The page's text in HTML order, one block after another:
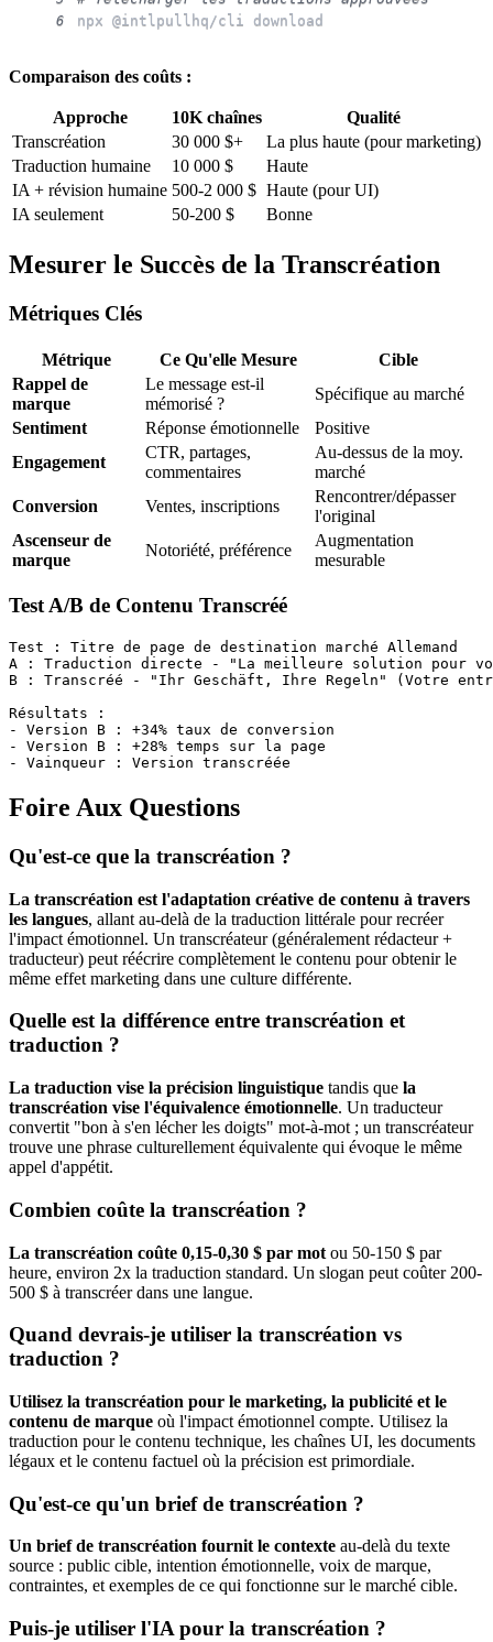
6 npx @intlpullhq/cli download
Comparaison des coûts :
Approche 10K chaînes
Qualité
Transcréation
30 000 $+
La plus haute (pour marketing)
Traduction humaine
10 000 $
Haute
IA + révision humaine 500-2 000 $ Haute (pour UI)
IA seulement
50-200 $ Bonne
Mesurer le Succès de la Transcréation
Métriques Clés
Métrique Ce Qu'elle Mesure
Cible
Rappel de
marque
Le message est-il
mémorisé ?
Spécifique au marché
Sentiment
Réponse émotionnelle
Positive
Engagement
CTR, partages,
commentaires
Au-dessus de la moy.
marché
Conversion
Ventes, inscriptions
Rencontrer/dépasser
l'original
Ascenseur de
marque
Notoriété, préférence
Augmentation
mesurable
Test A/B de Contenu Transcréé
Test : Titre de page de destination marché Allemand
A : Traduction directe - "La meilleure solution pour
B : Transcréé - "Ihr Geschäft, Ihre Regeln" (Votre
Résultats :
- Version B : +34% taux de conversion
- Version B : +28% temps sur la page
Foire Aux Questions
Qu'est-ce que la transcréation ?
La transcréation est l'adaptation créative de contenu à travers
les langues, allant au-delà de la traduction littérale pour recréer
l'impact émotionnel. Un transcréateur (généralement rédacteur +
traducteur) peut réécrire complètement le contenu pour obtenir le
même effet marketing dans une culture différente.
Quelle est la différence entre transcréation et
traduction ?
La traduction vise la précision linguistique tandis que la
transcréation vise l'équivalence émotionnelle. Un traducteur
convertit "bon à s'en lécher les doigts" mot-à-mot ; un transcréateur
trouve une phrase culturellement équivalente qui évoque le même
appel d'appétit.
Combien coûte la transcréation ?
La transcréation coûte 0,15-0,30 $ par mot ou 50-150 $ par
heure, environ 2x la traduction standard. Un slogan peut coûter 200-
500 $ à transcréer dans une langue.
Quand devrais-je utiliser la transcréation vs
traduction ?
Utilisez la transcréation pour le marketing, la publicité et le
contenu de marque où l'impact émotionnel compte. Utilisez la
traduction pour le contenu technique, les chaînes UI, les documents
légaux et le contenu factuel où la précision est primordiale.
Qu'est-ce qu'un brief de transcréation ?
Un brief de transcréation fournit le contexte au-delà du texte
source : public cible, intention émotionnelle, voix de marque,
contraintes, et exemples de ce qui fonctionne sur le marché cible.
Puis-je utiliser l'IA pour la transcréation ?